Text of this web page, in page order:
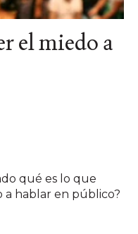
el miedo a
qué es lo que
a hablar en público?